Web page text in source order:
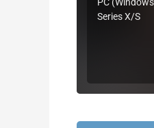
Series X/S